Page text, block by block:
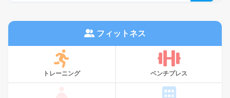
フィットネス
トレーニング ベンチプレス